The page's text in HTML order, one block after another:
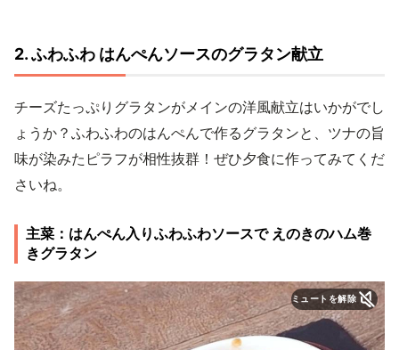
2. ふわふわ はんぺんソースのグラタン献立
チーズたっぷりグラタンがメインの洋風献立はいかがでし
ょうか？ふわふわのはんぺんで作るグラタンと、ツナの旨
味が染みたピラフが相性抜群！ぜひ夕食に作ってみてくだ
さいね。
主菜：はんぺん入りふわふわソースで えのきのハム巻
きグラタン
ミュートを解除